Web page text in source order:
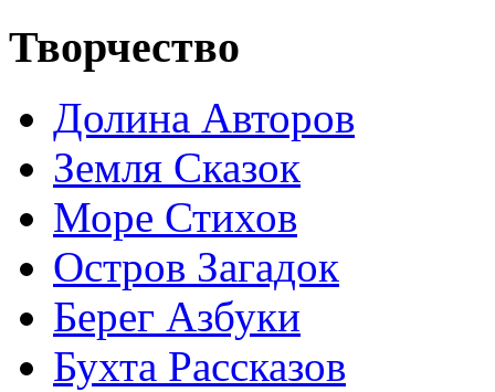
Творчество
Долина Авторов
Земля Сказок
Море Стихов
Остров Загадок
Берег Азбуки
Бухта Рассказов